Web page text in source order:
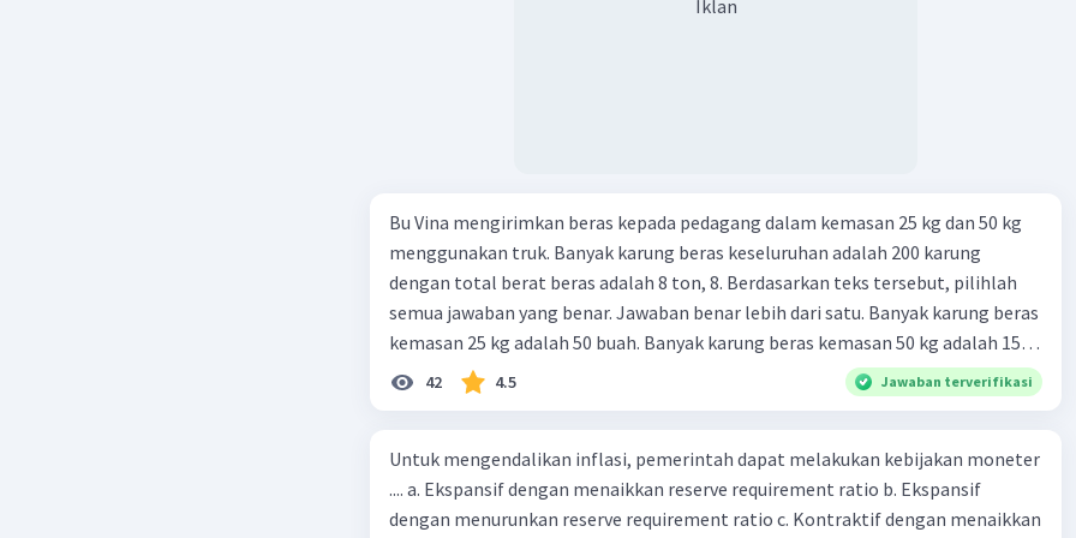
Iklan
Bu Vina mengirimkan beras kepada pedagang dalam kemasan 25 kg dan 50 kg
menggunakan truk. Banyak karung beras keseluruhan adalah 200 karung
dengan total berat beras adalah 8 ton, 8. Berdasarkan teks tersebut, pilihlah
semua jawaban yang benar. Jawaban benar lebih dari satu. Banyak karung beras
kemasan 25 kg adalah 50 buah. Banyak karung beras kemasan 50 kg adalah 150
buah. Total berat beras dalam kemasan 25 kg adalah 2 ton. Perbandingan berat
beras kemasan 25 kg dan 50 kg dalam truk adalah 1: 3. 9. Berdasarkan teks
Rp14.000, berapakah biaya angkut semua beras yang harus dibayar oleh Bu
Vina? A. Rp2.540.000 C. Rp2.312.000 B. Rp2.475.000 D. Rp2.280.000
42 4.5 Jawaban terverifikasi
Untuk mengendalikan inflasi, pemerintah dapat melakukan kebijakan moneter
.... a. Ekspansif dengan menaikkan reserve requirement ratio b. Ekspansif
dengan menurunkan reserve requirement ratio c. Kontraktif dengan menaikkan